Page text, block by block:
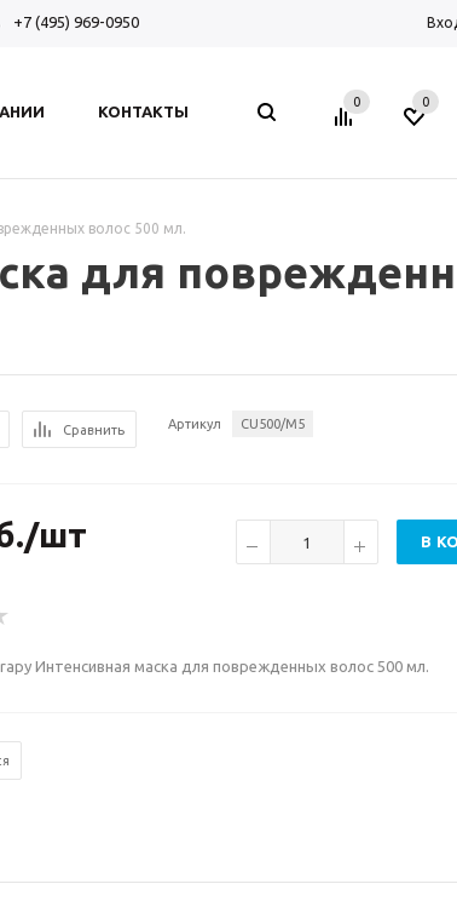
+7 (495) 969-0950
КОНТАКТЫ
0 0
волос 500 мл.
для
Сравнить Артикул CU500/M5
/шт В
Интенсивная маска для поврежденных волос 500 мл.